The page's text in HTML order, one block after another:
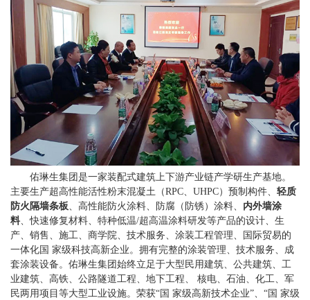
佑琳生集团是一家装配式建筑上下游产业链产学研生产基地。
主要生产超高性能活性粉末混凝土（RPC、UHPC）预制构件、 轻质
防火隔墙条板、高性能防火涂料、防腐（防锈）涂料、 内外墙涂
料、快速修复材料、特种低温/超高温涂料研发等产品的设计、生
产、销售、施工、商学院、技术服务、涂装工程管理、国际贸易的
一体化国 家级科技高新企业。拥有完整的涂装管理、技术服务、成
套涂装设备。佑琳生集团始终立足于大型民用建筑、公共建筑、工
业建筑、高铁、公路隧道工程、地下工程、 核电、石油、化工、军
民两用项目等大型工业设施。荣获“国 家级高新技术企业”、“国 家级